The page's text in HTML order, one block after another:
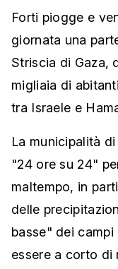
Forti piogge e
giornata una
Striscia di Gaza,
migliaia di
tra Israele e
La municipalità
"24 ore su 24"
maltempo, in
delle
basse" dei
essere a corto di